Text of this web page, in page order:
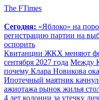
The FTimes
Сегодня: «Яблоко» на
регистрацию партии на
оспорить
Квитанции ЖКХ меняют
сентября 2027 года Между
почему Клара Новикова
Ипотечный маятник
ажиотажа рынок жилья
4 лет колонии за утечку